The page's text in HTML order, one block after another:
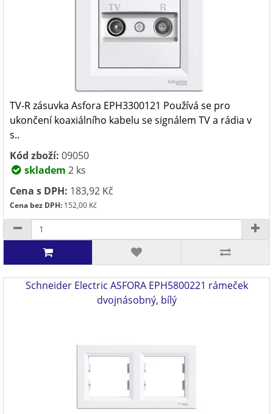
TV-R zásuvka Asfora EPH3300121 Používá se pro
ukončení koaxiálního kabelu se signálem TV a rádia v
s..
Kód zboží: 09050
skladem 2 ks
Cena s DPH: 183,92 Kč
Cena bez DPH: 152,00 Kč
Schneider Electric ASFORA EPH5800221 rámeček
dvojnásobný, bílý